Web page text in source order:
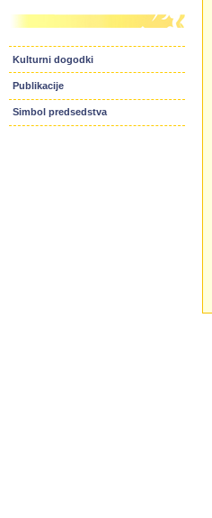
Kulturni dogodki
Publikacije
Simbol predsedstva